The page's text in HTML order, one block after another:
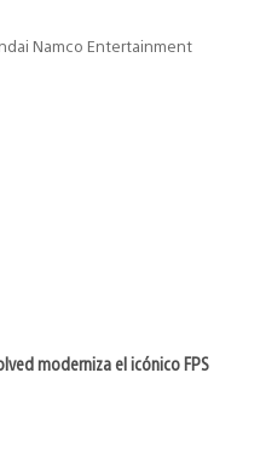
Namco Entertainment
moderniza el icónico FPS